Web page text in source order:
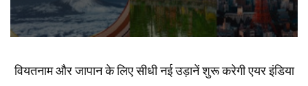
वियतनाम और जापान के लिए सीधी नई उड़ानें शुरू करेगी एयर इंडिया